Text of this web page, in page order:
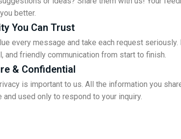
better.
You Can Trust
every message and take each request
and friendly communication from start to finish.
& Confidential
is important to us. All the information you
and used only to respond to your inquiry.